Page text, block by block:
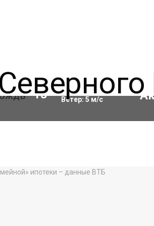
13°C Влажность:69%
Ветер: 5 м/с